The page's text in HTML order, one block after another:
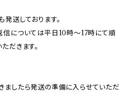
送しております。
信については平日10時～17時にて順
だきます。
ましたら発送の準備に入らせていただ